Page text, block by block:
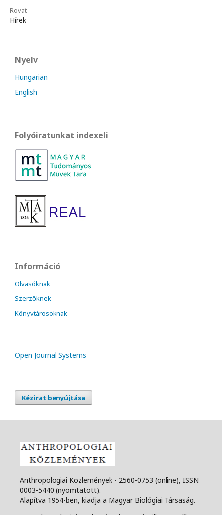
Rovat
Hírek
Nyelv
Hungarian
English
Folyóiratunkat indexeli
Információ
Olvasóknak
Szerzőknek
Könyvtárosoknak
Open Journal Systems
Kézirat benyújtása
Anthropologiai Közlemények - 2560-0753 (online), ISSN
0003-5440 (nyomtatott).
Alapítva 1954-ben, kiadja a Magyar Biológiai Társaság.